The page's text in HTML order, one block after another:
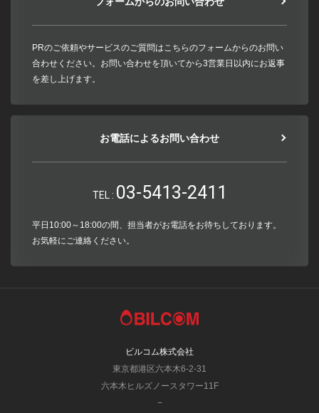
PRのご依頼やサービスのご質問はこちらのフォームからのお問い
合わせください。お問い合わせを頂いてから3営業日以内にお返事
を差し上げます。
お電話によるお問い合わせ
TEL : 03-5413-2411
平日10:00～18:00の間、担当者がお電話をお待ちしております。
お気軽にご連絡ください。
ビルコム株式会社
東京都港区六本木6-2-31
六本木ヒルズノースタワー11F
−